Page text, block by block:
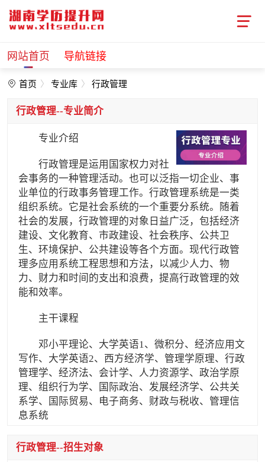
网站首页 导航链接
首页 专业库 行政管理
行政管理--专业简介
专业介绍
行政管理是运用国家权力对社
会事务的一种管理活动。也可以泛指一切企业、事
业单位的行政事务管理工作。行政管理系统是一类
组织系统。它是社会系统的一个重要分系统。随着
社会的发展，行政管理的对象日益广泛，包括经济
建设、文化教育、市政建设、社会秩序、公共卫
生、环境保护、公共建设等各个方面。现代行政管
理多应用系统工程思想和方法，以减少人力、物
力、财力和时间的支出和浪费，提高行政管理的效
能和效率。
主干课程
邓小平理论、大学英语1、微积分、经济应用文
写作、大学英语2、西方经济学、管理学原理、行政
管理学、经济法、会计学、人力资源学、政治学原
理、组织行为学、国际政治、发展经济学、公共关
系学、国际贸易、电子商务、财政与税收、管理信
息系统
行政管理--招生对象